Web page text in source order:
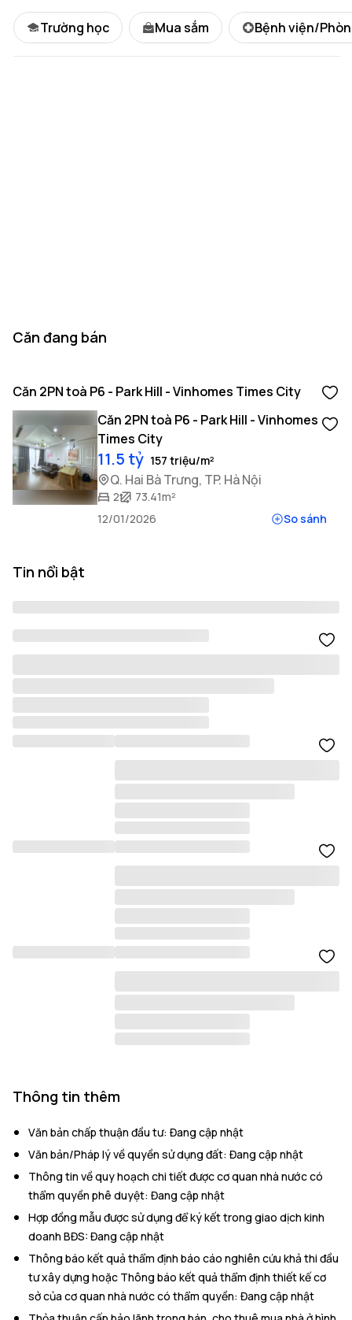
Trường học Mua sắm Bệnh viện/
Căn đang bán
Căn 2PN toà P6 - Park Hill - Vinhomes Times City
Căn 2PN toà P6 - Park Hill - Vinhomes
Times City
11.5 tỷ 157 triệu/m²
Q. Hai Bà Trưng, TP. Hà Nội
2
73.41m²
12/01/2026
So sánh
Tin nổi bật
Thông tin thêm
Văn bản chấp thuận đầu tư: Đang cập nhật
Văn bản/Pháp lý về quyền sử dụng đất: Đang cập nhật
Thông tin về quy hoạch chi tiết được cơ quan nhà nước có
thẩm quyền phê duyệt: Đang cập nhật
Hợp đồng mẫu được sử dụng để ký kết trong giao dịch kinh
doanh BĐS: Đang cập nhật
Thông báo kết quả thẩm định báo cáo nghiên cứu khả thi đầu
tư xây dựng hoặc Thông báo kết quả thẩm định thiết kế cơ
sở của cơ quan nhà nước có thẩm quyền: Đang cập nhật